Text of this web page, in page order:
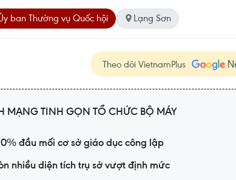
ban Thường vụ Quốc hội Lạng Sơn
Theo dõi VietnamPlus
MẠNG TINH GỌN TỔ CHỨC BỘ MÁY
đầu mối cơ sở giáo dục công lập
nhiều diện tích trụ sở vượt định mức